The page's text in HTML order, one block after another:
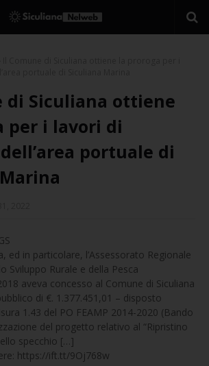
di Siculiana ottiene
per i lavori di
portuale di
ed in particolare, l’Assessorato Regionale
Sviluppo Rurale e della Pesca
aveva concesso al Comune di Siculiana
di €. 1.377.451,01 – disposto
1.43 del PO FEAMP 2014-2020 (Bando
del progetto relativo al “Ripristino
specchio […]
https://ift.tt/9Oj768w